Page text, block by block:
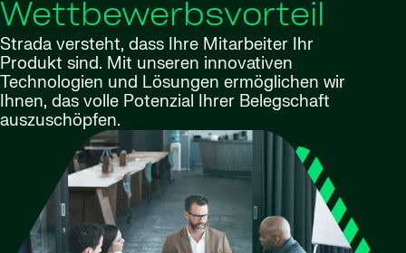
Wettbewerbsvorteil
Strada versteht, dass Ihre Mitarbeiter Ihr
Produkt sind. Mit unseren innovativen
Technologien und Lösungen ermöglichen wir
Ihnen, das volle Potenzial Ihrer Belegschaft
auszuschöpfen.